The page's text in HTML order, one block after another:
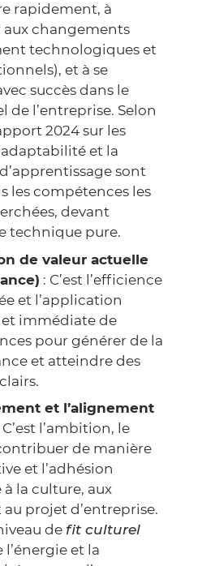
rapidement, à
aux changements
technologiques et
et à se
succès dans le
de l’entreprise. Selon
2024 sur les
et la
sont
les compétences les
devant
technique pure.
de valeur actuelle
: C’est l’efficience
et l’application
immédiate de
pour générer de la
et atteindre des
et l’alignement
C’est l’ambition, le
de manière
et l’adhésion
la culture, aux
au projet d’entreprise.
de fit culturel
l’énergie et la